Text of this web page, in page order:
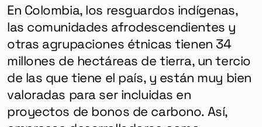
En Colombia, los resguardos indígenas,
las comunidades afrodescendientes y
otras agrupaciones étnicas tienen 34
millones de hectáreas de tierra, un tercio
de las que tiene el país, y están muy bien
valoradas para ser incluidas en
proyectos de bonos de carbono. Así,